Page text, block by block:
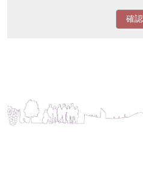
確認